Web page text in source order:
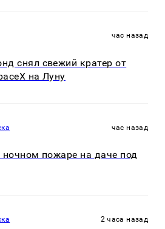
час назад
снял свежий кратер от
на Луну
час назад
ночном пожаре на даче под
2 часа назад